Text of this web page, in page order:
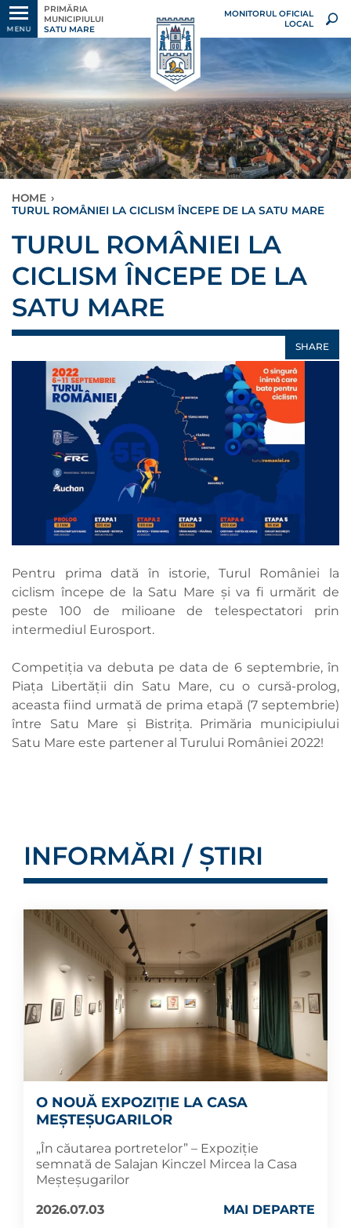
MENU
PRIMĂRIA
MUNICIPIULUI
SATU MARE
MONITORUL OFICIAL
LOCAL
HOME ›
TURUL ROMÂNIEI LA CICLISM ÎNCEPE DE LA SATU MARE
TURUL ROMÂNIEI LA
CICLISM ÎNCEPE DE LA
SATU MARE
SHARE
Pentru prima dată în istorie, Turul României la
ciclism începe de la Satu Mare și va fi urmărit de
peste 100 de milioane de telespectatori prin
intermediul Eurosport.
Competiția va debuta pe data de 6 septembrie, în
Piața Libertății din Satu Mare, cu o cursă-prolog,
aceasta fiind urmată de prima etapă (7 septembrie)
între Satu Mare și Bistrița. Primăria municipiului
Satu Mare este partener al Turului României 2022!
INFORMĂRI / ȘTIRI
O NOUĂ EXPOZIȚIE LA CASA
MEȘTEȘUGARILOR
„În căutarea portretelor” – Expoziție
semnată de Salajan Kinczel Mircea la Casa
Meșteșugarilor
2026.07.03
MAI DEPARTE